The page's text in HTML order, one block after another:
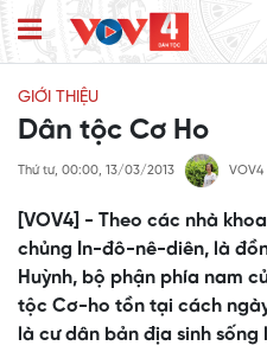
GIỚI THIỆU
Dân tộc Cơ Ho
Thứ tư, 00:00, 13/03/2013 VOV4
[VOV4] - Theo các nhà
chủng In-đô-nê-diên, là
Huỳnh, bộ phận phía nam
tộc Cơ-ho tồn tại cách
là cư dân bản địa sinh